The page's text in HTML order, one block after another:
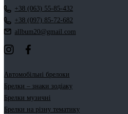
+38 (063) 55-85-432
+38 (097) 85-72-682
allbum20@gmail.com
Автомобільні брелоки
Брелки – знаки зодіаку
Брелки музичні
Брелки на різну тематику